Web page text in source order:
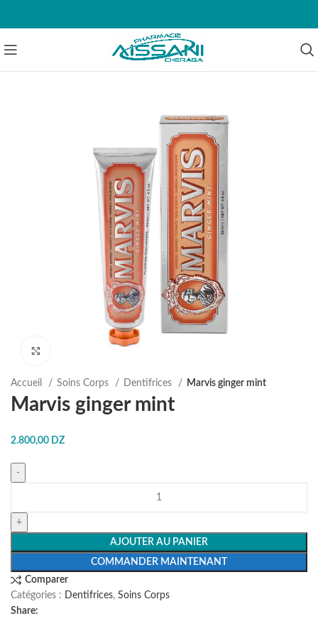
Accueil Soins Corps Dentifrices Marvis ginger mint
Marvis ginger mint
2.800,00 DZ
AJOUTER AU PANIER
COMMANDER MAINTENANT
Comparer
Catégories : Dentifrices, Soins Corps
Share: